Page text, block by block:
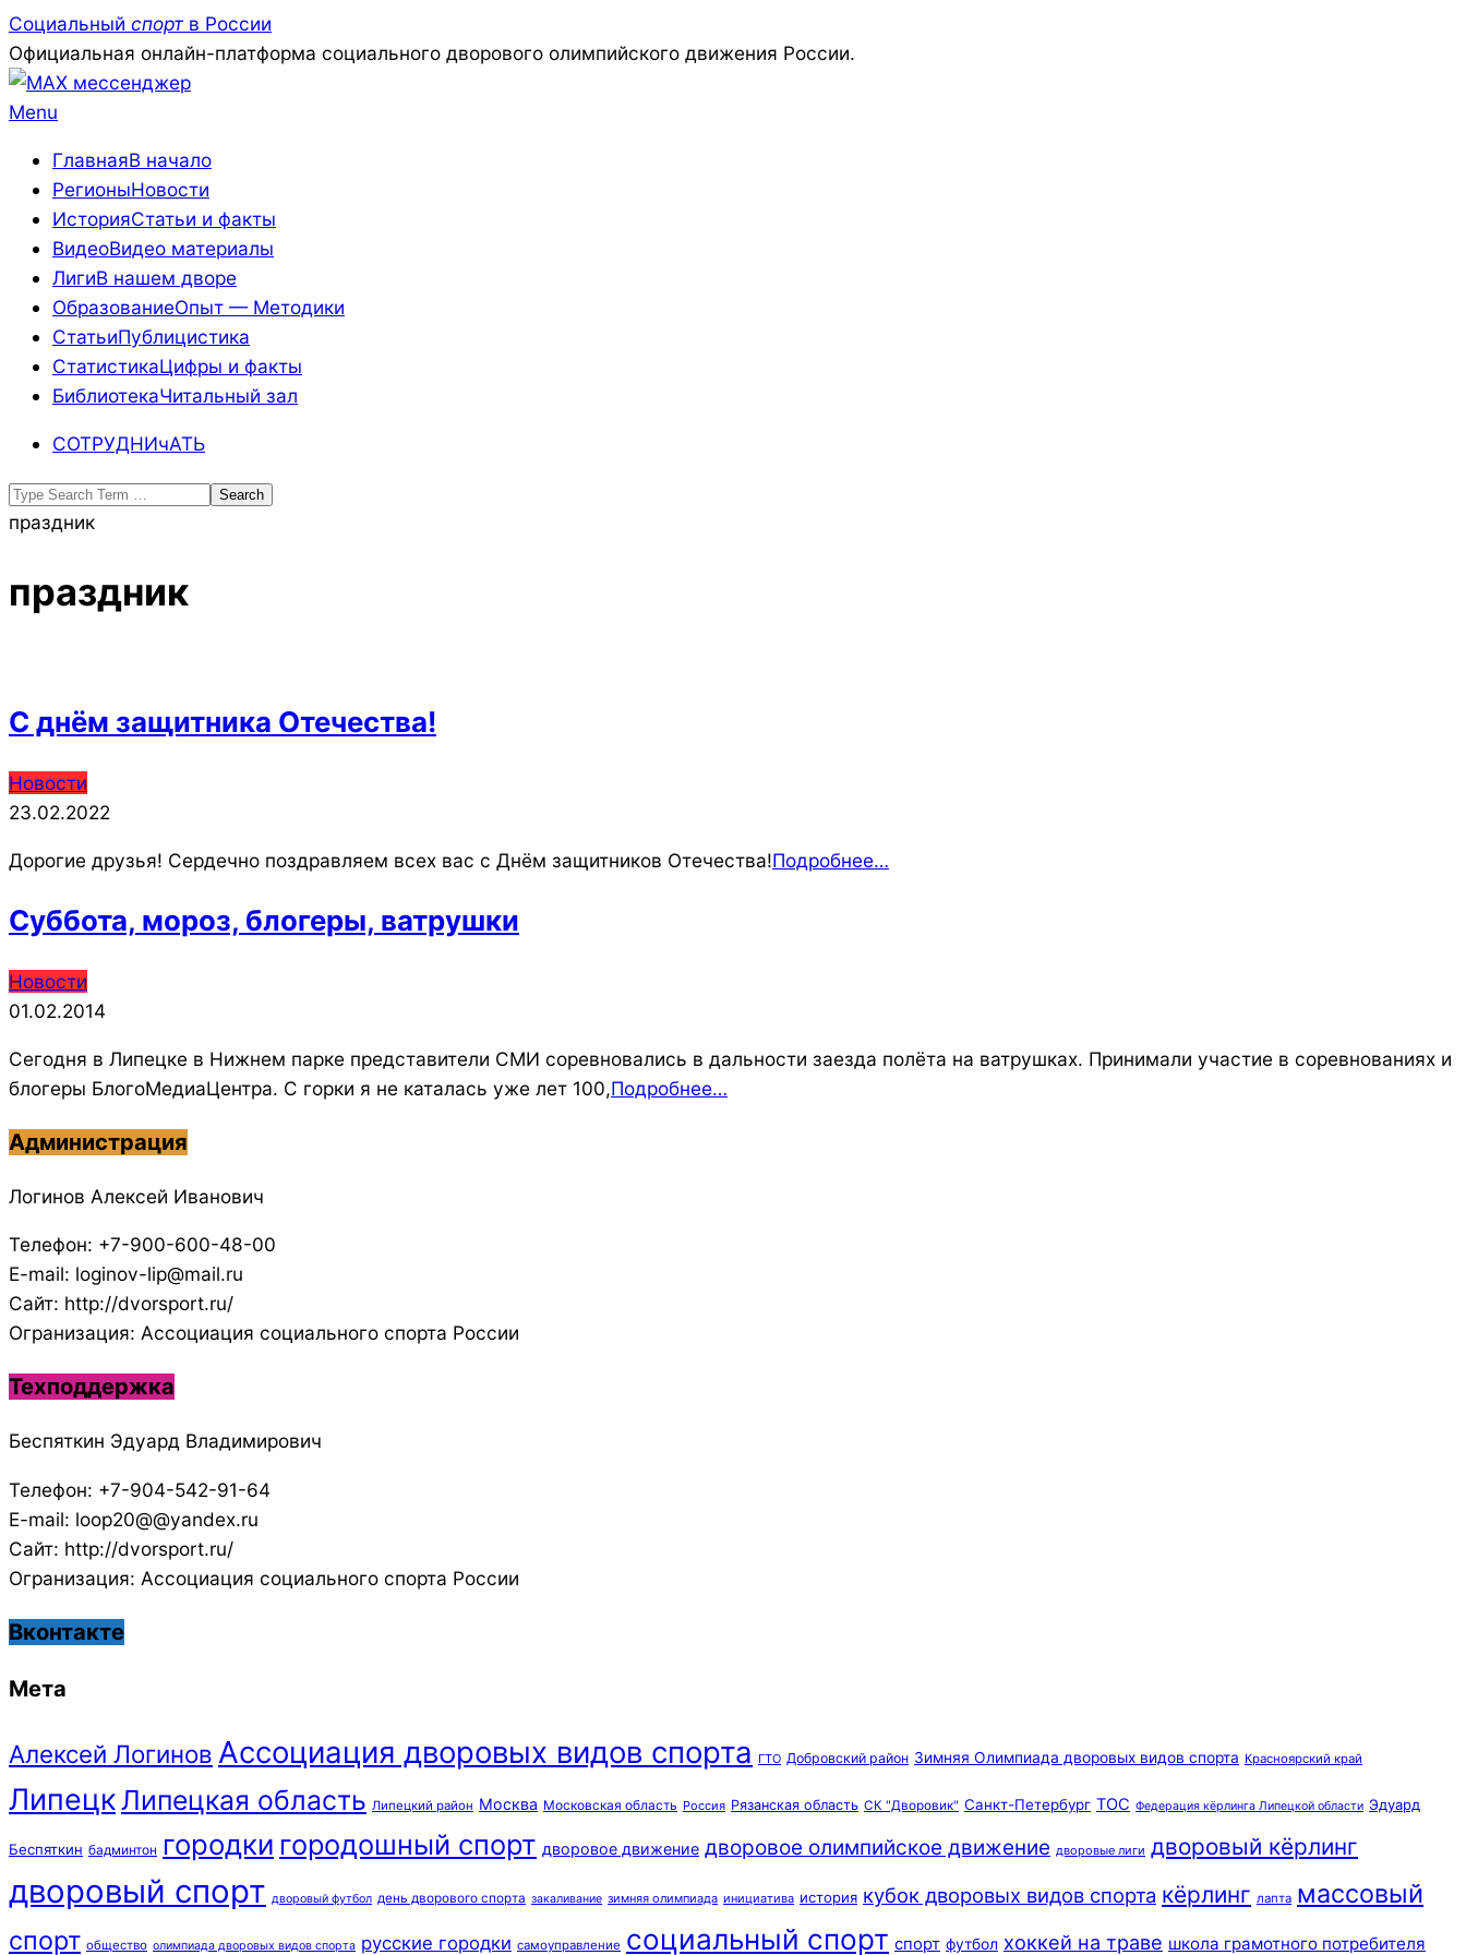
Skip
to
content
Социальный спорт в России
Официальная онлайн-платформа социального дворового олимпийского движения России.
Primary
Menu
Menu
ГлавнаяВ начало
РегионыНовости
ИсторияСтатьи и факты
ВидеоВидео материалы
ЛигиВ нашем дворе
ОбразованиеОпыт — Методики
СтатьиПублицистика
СтатистикаЦифры и факты
БиблиотекаЧитальный зал
СОТРУДНИчАТЬ
Search
праздник
праздник
С днём защитника Отечества!
2022-
02-
Новости
23.02.2022
Дорогие друзья! Сердечно поздравляем всех вас с Днём защитников Отечества!Подробнее…
Суббота, мороз, блогеры, ватрушки
2014-
02-
Новости
01.02.2014
Сегодня в Липецке в Нижнем парке представители СМИ соревновались в дальности заезда полёта на ватрушках. Принимали участие в соревнованиях и
блогеры БлогоМедиаЦентра. С горки я не каталась уже лет 100,Подробнее…
Администрация
Логинов Алексей Иванович
Телефон: +7-900-600-48-00
E-mail: loginov-lip@mail.ru
Сайт: http://dvorsport.ru/
Огранизация: Ассоциация социального спорта России
Техподдержка
Беспяткин Эдуард Владимирович
Телефон: +7-904-542-91-64
E-mail: loop20@@yandex.ru
Сайт: http://dvorsport.ru/
Огранизация: Ассоциация социального спорта России
Вконтакте
Мета
Алексей Логинов Ассоциация дворовых видов спорта ГТО Добровский район Зимняя Олимпиада дворовых видов спорта Красноярский край
ЛипецкЛипецкая область Липецкий район Москва Московская область Россия Рязанская область СК "Дворовик" Санкт-Петербург ТОС Федерация кёрлинга Липецкой области Эдуард
Беспяткин бадминтон городки городошный спорт дворовое движение дворовое олимпийское движение дворовые лиги дворовый кёрлинг
дворовый спорт дворовый футбол день дворового спорта закаливание зимняя олимпиада инициатива история кубок дворовых видов спорта кёрлинг лапта массовый
спорт общество олимпиада дворовых видов спорта русские городки самоуправление социальный спорт спорт футбол хоккей на траве школа грамотного потребителя